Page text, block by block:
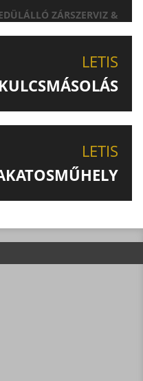
ZÁRSZERVIZ &
LETIS
KULCSMÁSOLÁS
LETIS